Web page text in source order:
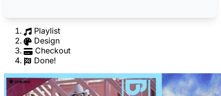
Playlist
Design
Checkout
Done!